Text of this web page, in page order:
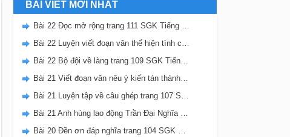
BÀI VIẾT MỚI NHẤT
Bài 22 Đọc mở rộng trang 111 SGK Tiếng Việt 5 Kết nối tri thức tập 2
Bài 22 Luyện viết đoạn văn thể hiện tình cảm, cảm xúc về một sự việc trang 111 SGK Tiếng Việt 5 Kết nối tri thức tập 2
Bài 22 Bộ đội về làng trang 109 SGK Tiếng Việt 5 Kết nối tri thức tập 2
Bài 21 Viết đoạn văn nêu ý kiến tán thành một sự việc, hiện tượng (Bài viết số 2) trang 108 SGK Tiếng Việt 5 Kết nối tri thức tập 2
Bài 21 Luyện tập về câu ghép trang 107 SGK Tiếng Việt 5 Kết nối tri thức tập 2
Bài 21 Anh hùng lao động Trần Đại Nghĩa trang 106 SGK Tiếng Việt 5 Kết nối tri thức tập 2
Bài 20 Đền ơn đáp nghĩa trang 104 SGK Tiếng Việt 5 Kết nối tri thức tập 2